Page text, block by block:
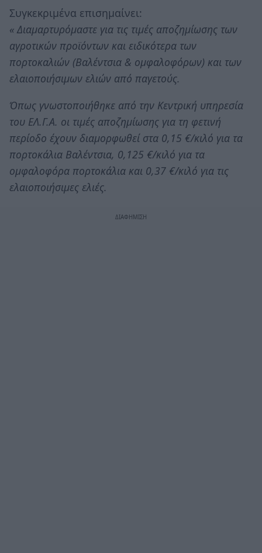
Συγκεκριμένα επισημαίνει:
« Διαμαρτυρόμαστε για τις τιμές αποζημίωσης των
αγροτικών προϊόντων και ειδικότερα των
πορτοκαλιών (Βαλέντσια & ομφαλοφόρων) και των
ελαιοποιήσιμων ελιών από παγετούς.
Όπως γνωστοποιήθηκε από την Κεντρική υπηρεσία
του ΕΛ.Γ.Α. οι τιμές αποζημίωσης για τη φετινή
περίοδο έχουν διαμορφωθεί στα 0,15 €/κιλό για τα
πορτοκάλια Βαλέντσια, 0,125 €/κιλό για τα
ομφαλοφόρα πορτοκάλια και 0,37 €/κιλό για τις
ελαιοποιήσιμες ελιές.